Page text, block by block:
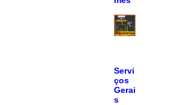
Servi
ços
Gerai
s